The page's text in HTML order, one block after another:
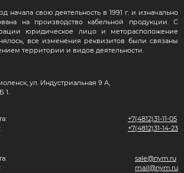
начала свою деятельность в 1991 г. и изначально
на производство кабельной продукции. С
юридическое лицо и меторасположение
все изменения реквизитов были связаны
территории и видов деятельности.
ул. Индустриальная 9 А,
1.
+7(4812)31-11-05
+7(4812)31-14-23
sale@nym.ru
mail@nym.ru